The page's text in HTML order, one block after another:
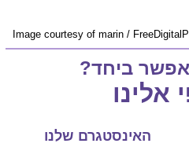
Image courtesy of marin /
ביחד?
אלינו
האינסטגרם שלנו